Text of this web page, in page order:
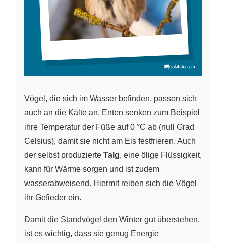
Vögel, die sich im Wasser befinden, passen sich
auch an die Kälte an. Enten senken zum Beispiel
ihre Temperatur der Füße auf 0 °C ab (null Grad
Celsius), damit sie nicht am Eis festfrieren. Auch
der selbst produzierte Talg, eine ölige Flüssigkeit,
kann für Wärme sorgen und ist zudem
wasserabweisend. Hiermit reiben sich die Vögel
ihr Gefieder ein.
Damit die Standvögel den Winter gut überstehen,
ist es wichtig, dass sie genug Energie